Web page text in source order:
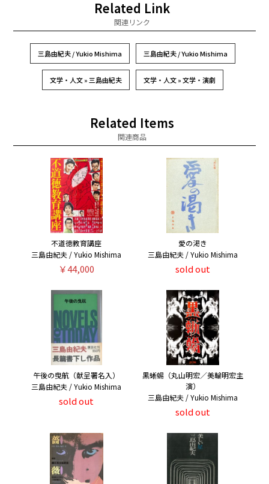
Related Link
関連リンク
三島由紀夫 / Yukio Mishima 三島由紀夫 / Yukio Mishima
文学・人文 » 三島由紀夫 文学・人文 » 文学・演劇
Related Items
関連商品
不道徳教育講座
三島由紀夫 / Yukio Mishima
￥44,000
愛の渇き
三島由紀夫 / Yukio Mishima
sold out
午後の曳航（献呈署名入）
三島由紀夫 / Yukio Mishima
sold out
黒蜥蜴（丸山明宏／美輪明宏主
演）
三島由紀夫 / Yukio Mishima
sold out